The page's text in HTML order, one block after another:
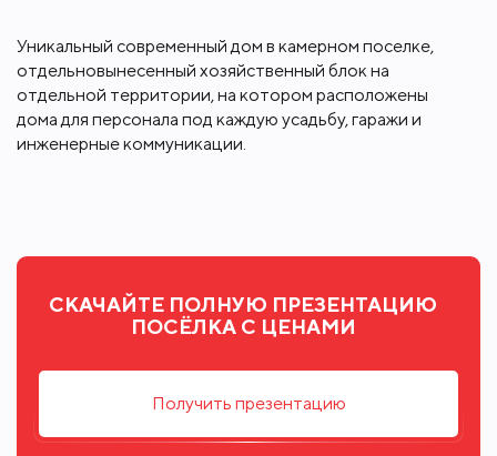
Уникальный современный дом в камерном поселке,
отдельновынесенный хозяйственный блок на
отдельной территории, на котором расположены
дома для персонала под каждую усадьбу, гаражи и
инженерные коммуникации.
СКАЧАЙТЕ ПОЛНУЮ ПРЕЗЕНТАЦИЮ
ПОСЁЛКА С ЦЕНАМИ
Получить презентацию